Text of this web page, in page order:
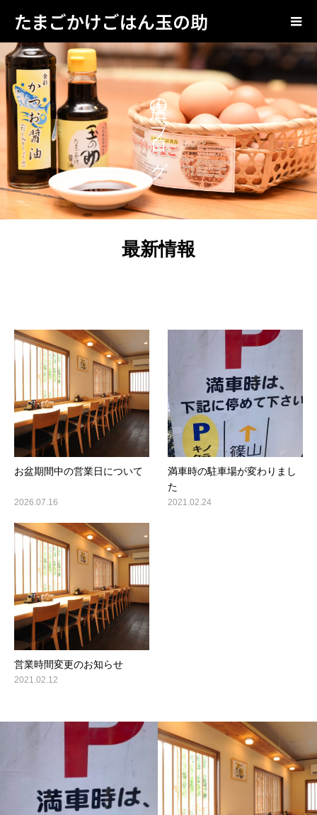
たまごかけごはん玉の助
店主のブログ
最新情報
お盆期間中の営業日について
2026.07.16
満車時の駐車場が変わりまし
た
2021.02.24
営業時間変更のお知らせ
2021.02.12